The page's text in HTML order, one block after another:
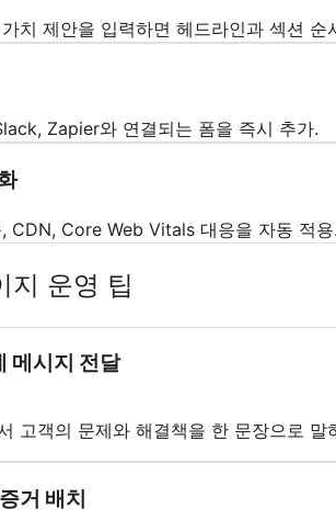
치 제안을 입력하면 헤드라인과 섹션 순
Zapier와 연결되는 폼을 즉시 추가.
CDN, Core Web Vitals 대응을 자동 적용
지 운영 팁
메시지 전달
고객의 문제와 해결책을 한 문장으로 말
거 배치